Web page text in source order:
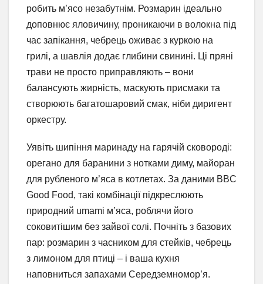
робить м’ясо незабутнім. Розмарин ідеально
доповнює яловичину, проникаючи в волокна під
час запікання, чебрець оживає з куркою на
грилі, а шавлія додає глибини свинині. Ці пряні
трави не просто приправляють – вони
балансують жирність, маскують присмаки та
створюють багатошаровий смак, ніби диригент
оркестру.
Уявіть шипіння маринаду на гарячій сковороді:
орегано для баранини з нотками диму, майоран
для рубленого м’яса в котлетах. За даними BBC
Good Food, такі комбінації підкреслюють
природний umami м’яса, роблячи його
соковитішим без зайвої солі. Почніть з базових
пар: розмарин з часником для стейків, чебрець
з лимоном для птиці – і ваша кухня
наповниться запахами Середземномор’я.